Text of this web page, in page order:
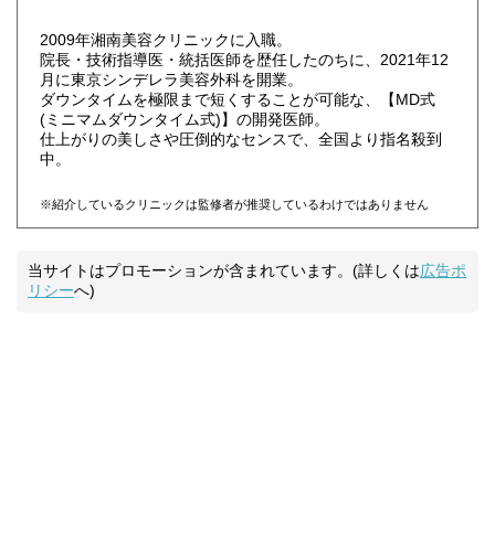
2009年湘南美容クリニックに入職。
院長・技術指導医・統括医師を歴任したのちに、2021年12
月に東京シンデレラ美容外科を開業。
ダウンタイムを極限まで短くすることが可能な、【MD式
(ミニマムダウンタイム式)】の開発医師。
仕上がりの美しさや圧倒的なセンスで、全国より指名殺到
中。
※紹介しているクリニックは監修者が推奨しているわけではありません
当サイトはプロモーションが含まれています。(詳しくは広告ポ
リシーへ)